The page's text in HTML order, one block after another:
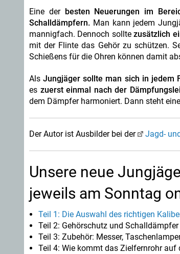
Eine der besten Neuerungen im
Schalldämpfern. Man kann jedem
mannigfach. Dennoch solltezusätzlich
mit der Flinte das Gehör zu schützen.
Schießens für die Ohren können damit
AlsJungjäger sollte man sich in jedem
es zuerst einmal nach der
dem Dämpfer harmoniert. Dann steht
Der Autor ist Ausbilder bei der Jagd-
Unsere neue
jeweils am Sonntag
Teil 1: Die Auswahl des richtigen
Teil 2: Gehörschutz und Schalldämpfer
Teil 3: Zubehör: Messer,
Teil 4: Wie kommt das Zielfernrohr auf